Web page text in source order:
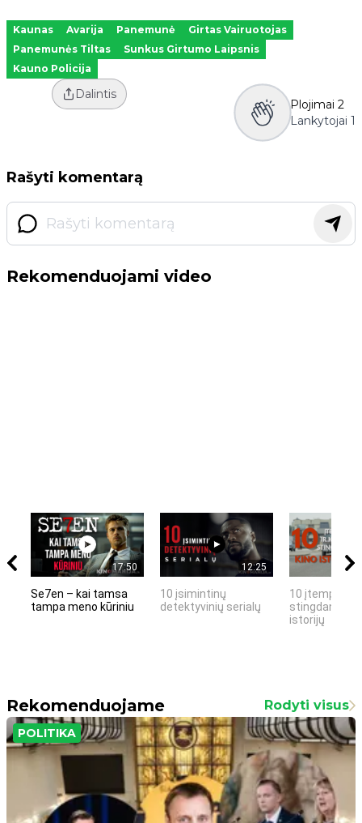
Kaunas Avarija Panemunė
Girtas Vairuotojas
Panemunės Tiltas
Sunkus Girtumo Laipsnis
Kauno Policija
Dalintis
Plojimai 2
Lankytojai 1
Rašyti komentarą
Rekomenduojami video
17:50
Se7en – kai tamsa
tampa meno kūriniu
12:25
10 įsimintinų
detektyvinių serialų
10 įtemptų,
stingdančių
istorijų
Rekomenduojame Rodyti visus
POLITIKA